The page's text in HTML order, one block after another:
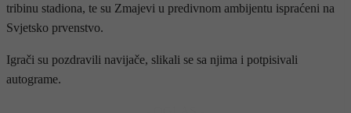
tribinu stadiona, te su Zmajevi u predivnom ambijentu ispraćeni na
Svjetsko prvenstvo.
Igrači su pozdravili navijače, slikali se sa njima i potpisivali
autograme.